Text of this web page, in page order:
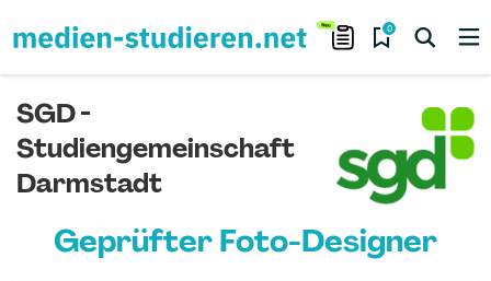
0
SGD -
Studiengemeinschaft
Darmstadt
Geprüfter Foto-Designer